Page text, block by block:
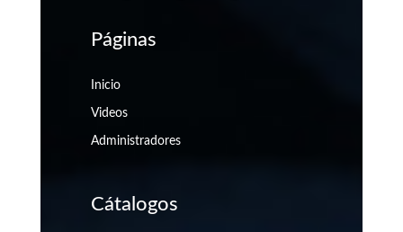
Páginas
Inicio
Videos
Administradores
Cátalogos